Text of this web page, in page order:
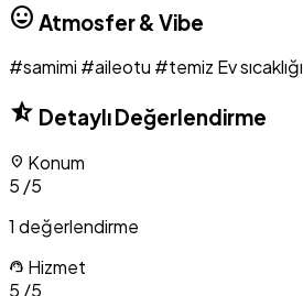
mood Atmosfer & Vibe
#samimi #aileotu #temiz Ev sıcaklığı
star_half Detaylı Değerlendirme
location_on Konum
5 /5
1 değerlendirme
support_agent Hizmet
5 /5